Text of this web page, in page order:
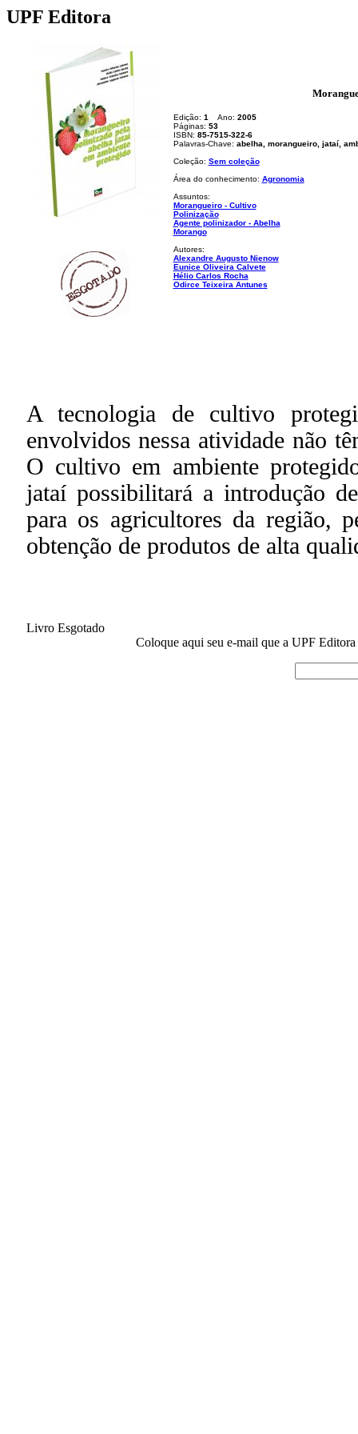
UPF Editora
Edição: 1 Ano: 2005
Páginas: 53
ISBN: 85-7515-322-6
Palavras-Chave: abelha, morangueiro, jataí,
Coleção: Sem coleção
Área do conhecimento: Agronomia
Assuntos:
Morangueiro - Cultivo
Polinização
Agente polinizador - Abelha
Morango
Autores:
Alexandre Augusto Nienow
Eunice Oliveira Calvete
Hélio Carlos Rocha
Odirce Teixeira Antunes
A tecnologia de cultivo
envolvidos nessa atividade não
O cultivo em ambiente
jataí possibilitará a introdução
para os agricultores da região,
obtenção de produtos de alta
Livro Esgotado
Coloque aqui seu e-mail que a UPF